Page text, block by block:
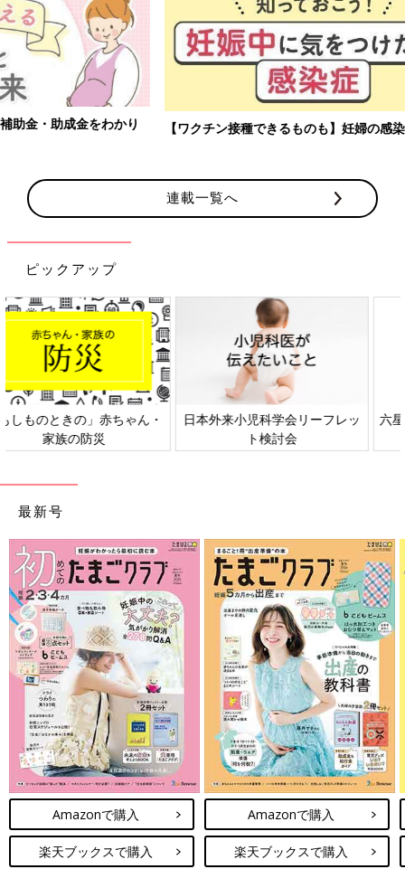
【ワクチン接種できるものも】妊婦の感染症対策、知っておいて！
連載一覧へ
ピックアップ
日本外来小児科学会リーフレッ
ト検討会
六星占術 細木かおりさんの人生
相談
最新号
Amazonで購入
楽天ブックスで購入
Amazonで購入
楽天ブックスで購入